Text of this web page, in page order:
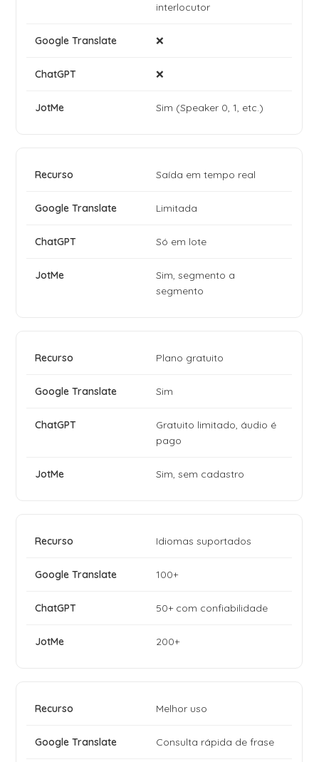
interlocutor
❌
❌
Sim (Speaker 0, 1, etc.)
Saída em tempo real
Limitada
Só em lote
Sim, segmento a
segmento
Plano gratuito
Sim
Gratuito limitado, áudio é
pago
Sim, sem cadastro
Idiomas suportados
100+
50+ com confiabilidade
200+
Melhor uso
Consulta rápida de frase